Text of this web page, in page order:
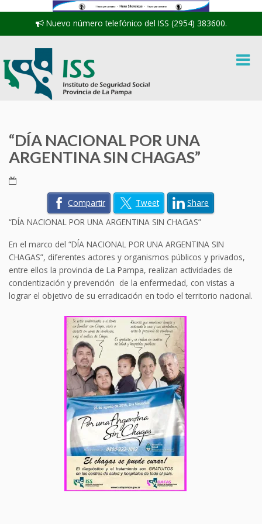
Nuevo número telefónico del ISS (2954) 383600.
“DÍA NACIONAL POR UNA
ARGENTINA SIN CHAGAS”
Compartir Tweet
Share
“DÍA NACIONAL POR UNA ARGENTINA SIN CHAGAS”
En el marco del “DÍA NACIONAL POR UNA ARGENTINA SIN
CHAGAS”, diferentes actores y organismos públicos y privados,
entre ellos la provincia de La Pampa, realizan actividades de
concientización y prevención de la enfermedad, con vistas a
lograr el objetivo de su erradicación en todo el territorio nacional.